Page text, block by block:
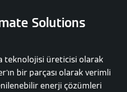
Solutions
teknolojisi üreticisi olarak
bir parçası olarak verimli
enerji çözümleri